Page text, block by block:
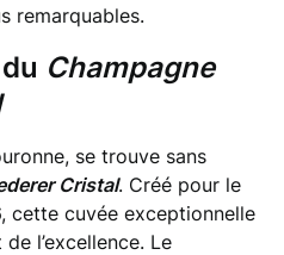
remarquables.
Champagne
se trouve sans
Cristal. Créé pour le
cette cuvée exceptionnelle
l’excellence. Le